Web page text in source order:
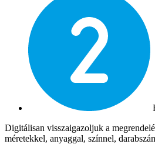
Digitálisan visszaigazoljuk a
méretekkel, anyaggal, színnel,